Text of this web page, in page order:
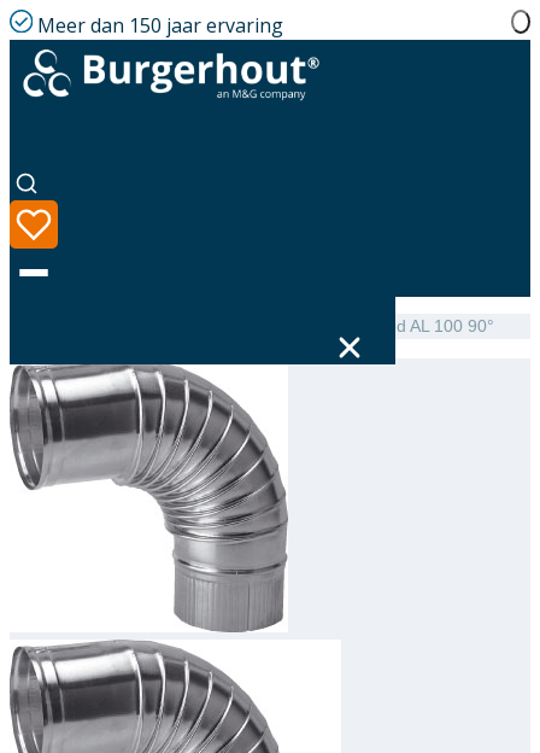
Meer dan 150 jaar ervaring
Taal
Assortiment
Academy
Over ons
NEN 7203 Elbow single-walled AL 100 90°